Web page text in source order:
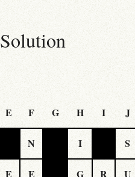
Solution
E F G H I J
N I S
E E G R U